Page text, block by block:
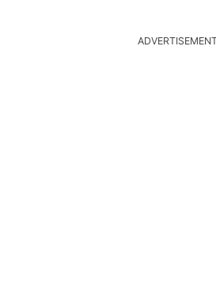
ADVERTISEMENT